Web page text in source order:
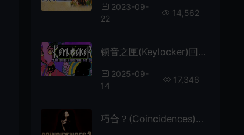
2023-09-
22
14,562
锁音之匣(Keylocker)回合制节奏日式RPG游戏|下载
2025-09-
14
17,346
巧合？(Coincidences)第一人称心理恐怖游戏